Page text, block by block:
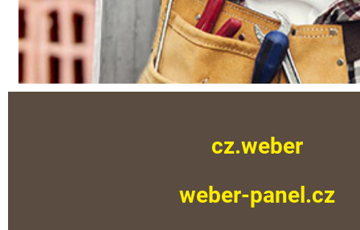
cz.weber
weber-panel.cz